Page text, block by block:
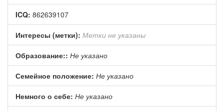
ICQ: 862639107
Интересы (метки): Метки не указаны
Образование:: Не указано
Семейное положение: Не указано
Немного о себе: Не указано